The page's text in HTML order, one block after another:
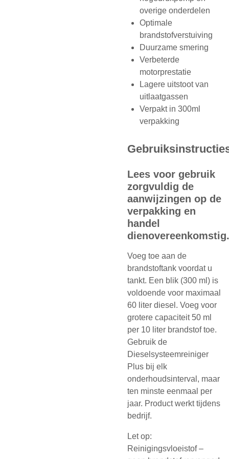
overige onderdelen
Optimale
brandstofverstuiving
Duurzame smering
Verbeterde
motorprestatie
Lagere uitstoot van
uitlaatgassen
Verpakt in 300ml
verpakking
Lees voor gebruik
zorgvuldig de
aanwijzingen op de
verpakking en
handel
dienovereenkomstig.
Voeg toe aan de
brandstoftank voordat u
tankt. Een blik (300 ml) is
voldoende voor maximaal
60 liter diesel. Voeg voor
grotere capaciteit 50 ml
per 10 liter brandstof toe.
Gebruik de
Dieselsysteemreiniger
Plus bij elk
onderhoudsinterval, maar
ten minste eenmaal per
jaar. Product werkt tijdens
bedrijf.
Let op:
Reinigingsvloeistof –